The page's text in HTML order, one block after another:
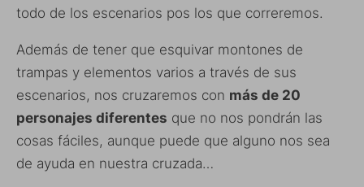
todo de los escenarios pos los que correremos.
Además de tener que esquivar montones de
trampas y elementos varios a través de sus
escenarios, nos cruzaremos con más de 20
personajes diferentes que no nos pondrán las
cosas fáciles, aunque puede que alguno nos sea
de ayuda en nuestra cruzada…